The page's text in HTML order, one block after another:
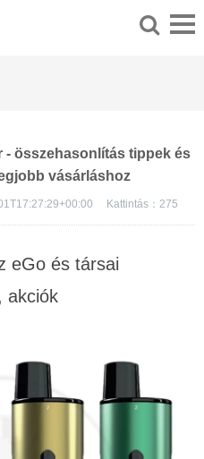
- összehasonlítás tippek és
vásárláshoz
Kattintás： 275
eGo és társai
akciók